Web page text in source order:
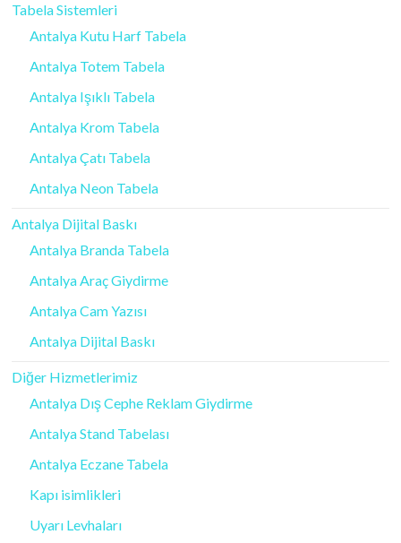
Tabela Sistemleri
Antalya Kutu Harf Tabela
Antalya Totem Tabela
Antalya Işıklı Tabela
Antalya Krom Tabela
Antalya Çatı Tabela
Antalya Neon Tabela
Antalya Dijital Baskı
Antalya Branda Tabela
Antalya Araç Giydirme
Antalya Cam Yazısı
Antalya Dijital Baskı
Diğer Hizmetlerimiz
Antalya Dış Cephe Reklam Giydirme
Antalya Stand Tabelası
Antalya Eczane Tabela
Kapı isimlikleri
Uyarı Levhaları